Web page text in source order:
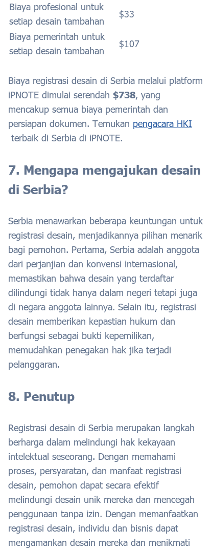
Biaya profesional untuk
setiap desain tambahan
$33
Biaya pemerintah untuk
setiap desain tambahan
$107
Biaya registrasi desain di Serbia melalui platform
iPNOTE dimulai serendah $738, yang
mencakup semua biaya pemerintah dan
persiapan dokumen. Temukan pengacara HKI
terbaik di Serbia di iPNOTE.
7. Mengapa mengajukan desain
di Serbia?
Serbia menawarkan beberapa keuntungan untuk
registrasi desain, menjadikannya pilihan menarik
bagi pemohon. Pertama, Serbia adalah anggota
dari perjanjian dan konvensi internasional,
memastikan bahwa desain yang terdaftar
dilindungi tidak hanya dalam negeri tetapi juga
di negara anggota lainnya. Selain itu, registrasi
desain memberikan kepastian hukum dan
berfungsi sebagai bukti kepemilikan,
memudahkan penegakan hak jika terjadi
pelanggaran.
8. Penutup
Registrasi desain di Serbia merupakan langkah
berharga dalam melindungi hak kekayaan
intelektual seseorang. Dengan memahami
proses, persyaratan, dan manfaat registrasi
desain, pemohon dapat secara efektif
melindungi desain unik mereka dan mencegah
penggunaan tanpa izin. Dengan memanfaatkan
registrasi desain, individu dan bisnis dapat
mengamankan desain mereka dan menikmati